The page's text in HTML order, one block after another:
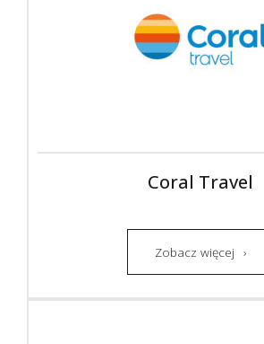
Coral Travel
Zobacz więcej